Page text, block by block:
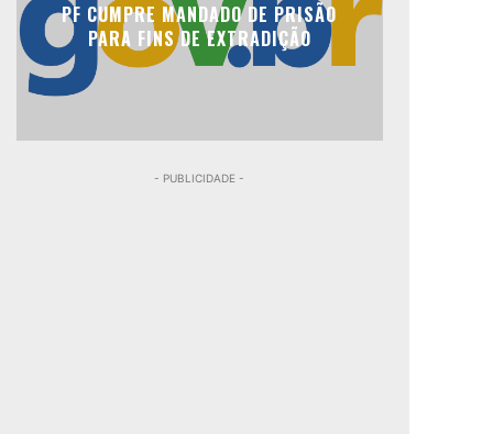
PF CUMPRE MANDADO DE PRISÃO
PARA FINS DE EXTRADIÇÃO
- PUBLICIDADE -